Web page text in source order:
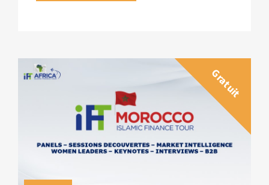
Gratuit